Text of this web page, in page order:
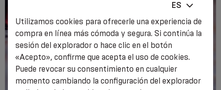
ES
Utilizamos cookies para ofrecerle una experiencia de
compra en línea más cómoda y segura. Si continúa la
sesión del explorador o hace clic en el botón
«Acepto», confirme que acepta el uso de cookies.
Puede revocar su consentimiento en cualquier
momento cambiando la configuración del explorador